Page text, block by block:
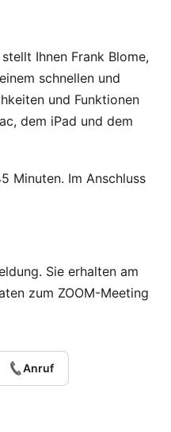
Ihnen Frank Blome,
schnellen und
und Funktionen
dem iPad und dem
Minuten. Im Anschluss
Sie erhalten am
zum ZOOM-Meeting
Anruf